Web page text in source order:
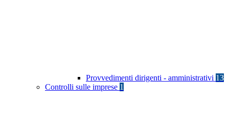
Provvedimenti dirigenti - amministrativi 13
Controlli sulle imprese 1